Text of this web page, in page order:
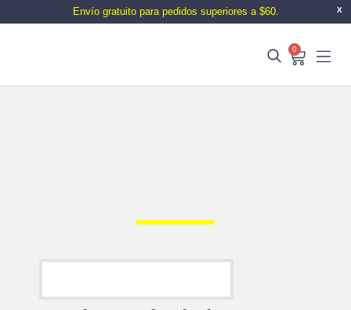
X
Envío gratuito para pedidos superiores a $60.
0